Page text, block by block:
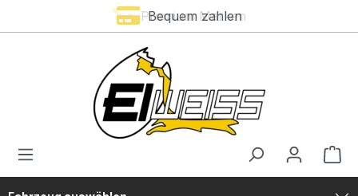
Premium Marken
Bequem zahlen